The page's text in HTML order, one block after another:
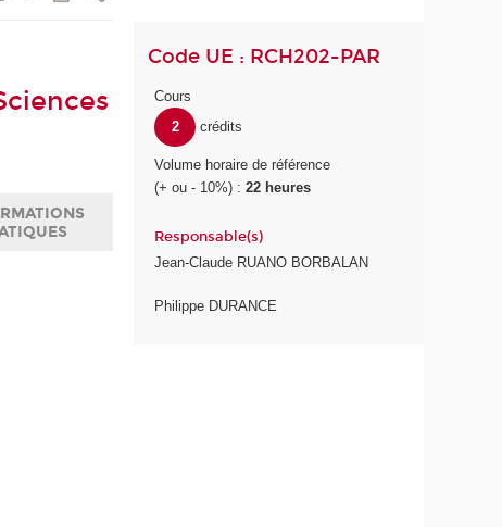
Code UE : RCH202-PAR
Cours
2
crédits
Volume horaire de référence
(+ ou - 10%) :22 heures
Responsable(s)
Jean-Claude RUANO BORBALAN
Philippe DURANCE